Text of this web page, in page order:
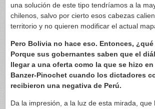
una solución de este tipo tendríamos a la
chilenos, salvo por cierto esos cabezas
territorio y no quieren modificar el actual
Pero Bolivia no hace eso. Entonces,
Porque sus gobernantes saben que el
llegar a una oferta como la que se hizo
Banzer-Pinochet cuando los dictadores
recibieron una negativa de Perú.
Da la impresión, a la luz de esta mirada, que